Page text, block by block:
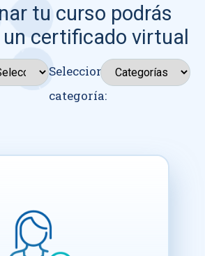
tu curso podrás
certificado virtual
Seleccionar
categoría: